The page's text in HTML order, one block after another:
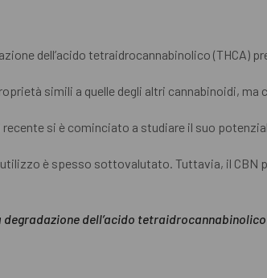
dell’acido tetraidrocannabinolico (THCA)
simili a quelle degli altri cannabinoidi,
si è cominciato a studiare il suo
è spesso sottovalutato. Tuttavia, il
dell’acido